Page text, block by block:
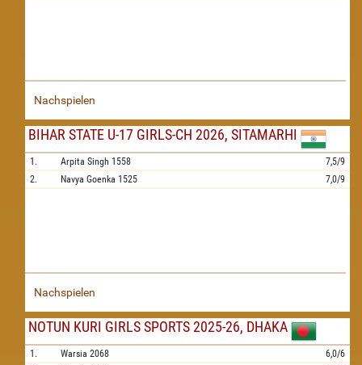
Nachspielen
BIHAR STATE U-17 GIRLS-CH 2026, SITAMARHI
1. Arpita Singh 1558
7,5/9
2.
Navya Goenka 1525 7,0/9
Nachspielen
NOTUN KURI GIRLS SPORTS 2025-26, DHAKA
1. Warsia 2068
6,0/6